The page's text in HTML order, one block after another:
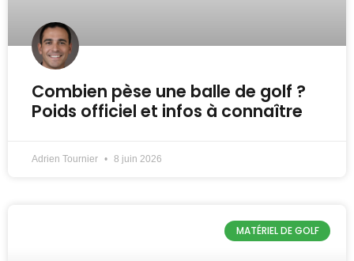
Combien pèse une balle de golf ?
Poids officiel et infos à connaître
Adrien Tournier 8 juin 2026
MATÉRIEL DE GOLF